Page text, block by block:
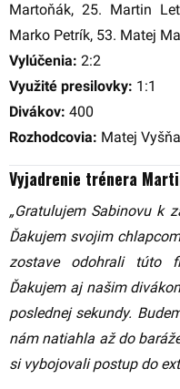
Martoňák, 25. Martin
Marko Petrík, 53. Matej
Vylúčenia: 2:2
Využité presilovky: 1:1
Divákov: 400
Rozhodcovia: Matej
Vyjadrenie trénera
„Gratulujem Sabinovu k
Ďakujem svojim
zostave odohrali túto
Ďakujem aj našim
poslednej sekundy.
nám natiahla až do
si vybojovali postup do